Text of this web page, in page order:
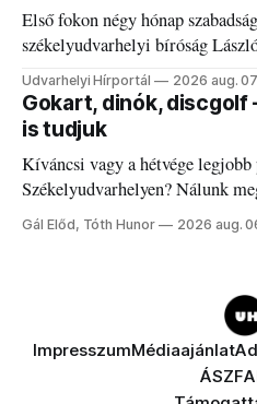
Első fokon négy hónap
székelyudvarhelyi bíróság
Udvarhelyi Hírportál 2026 aug. 07
Gokart, dinók, discgolf
is tudjuk
Kíváncsi vagy a hétvége
Székelyudvarhelyen? Nálunk
a fogaddal, a fogorvosi ügyeletet
Gál Előd, Tóth Hunor 2026 aug.
ImpresszumMédiaajánlat
ÁSZF